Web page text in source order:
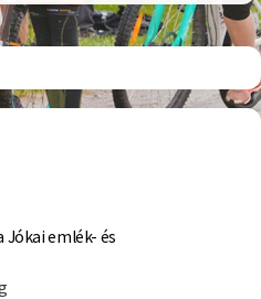
Jókai emlék- és